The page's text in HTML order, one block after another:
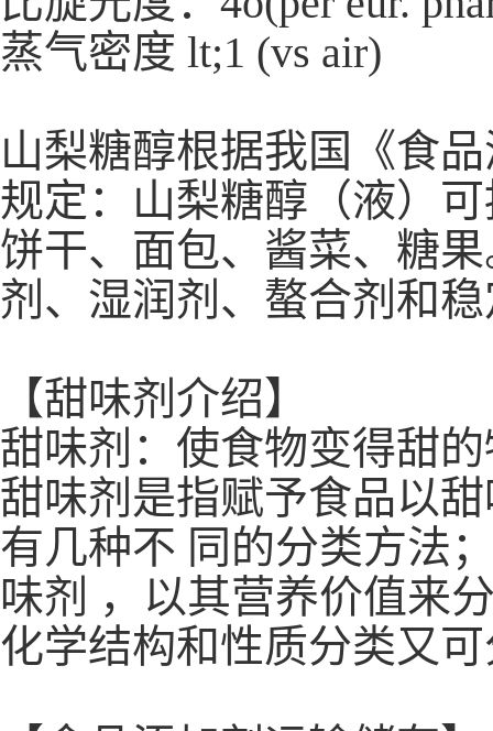
蒸气密度 lt;1 (vs air)
山梨糖醇根据我国《食
规定：山梨糖醇（液）
饼干、面包、酱菜、糖
剂、湿润剂、螯合剂和
【甜味剂介绍】
甜味剂：使食物变得甜
甜味剂是指赋予食品以
有几种不 同的分类方法
味剂 ，以其营养价值来
化学结构和性质分类又